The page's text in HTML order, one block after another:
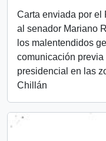
Carta enviada por el
al senador Mariano
los malentendidos
comunicación
presidencial en las
Chillán